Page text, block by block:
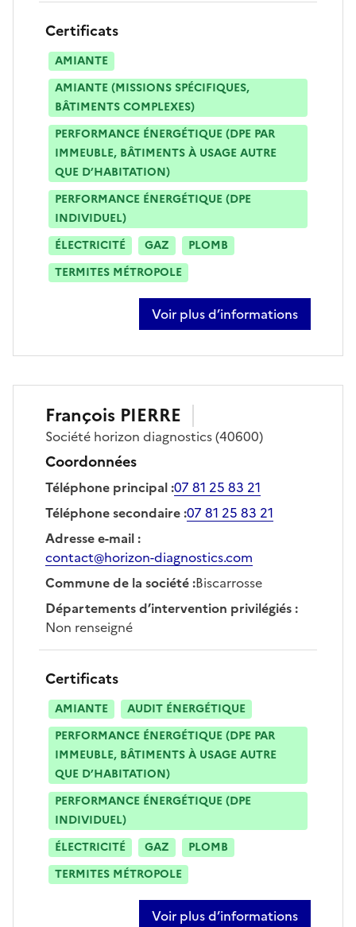
Certificats
AMIANTE
AMIANTE (MISSIONS SPÉCIFIQUES,
BÂTIMENTS COMPLEXES)
PERFORMANCE ÉNERGÉTIQUE (DPE PAR
IMMEUBLE, BÂTIMENTS À USAGE AUTRE
QUE D’HABITATION)
PERFORMANCE ÉNERGÉTIQUE (DPE
INDIVIDUEL)
ÉLECTRICITÉ
GAZ
PLOMB
TERMITES MÉTROPOLE
Voir plus d’informations
sur jonathan gauthier
François PIERRE
Société horizon diagnostics(40600)
Coordonnées
Téléphone principal:07 81 25 83 21
Téléphone secondaire:07 81 25 83 21
Adresse e-mail:
contact@horizon-diagnostics.com
Commune de la société:Biscarrosse
Départements d’intervention privilégiés:
Non renseigné
Certificats
AMIANTE
AUDIT ÉNERGÉTIQUE
PERFORMANCE ÉNERGÉTIQUE (DPE PAR
IMMEUBLE, BÂTIMENTS À USAGE AUTRE
QUE D’HABITATION)
PERFORMANCE ÉNERGÉTIQUE (DPE
INDIVIDUEL)
ÉLECTRICITÉ
GAZ
PLOMB
TERMITES MÉTROPOLE
Voir plus d’informations